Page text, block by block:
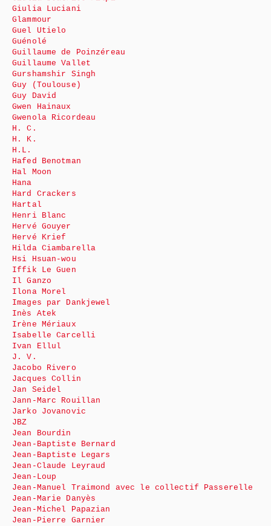
Giulia Luciani
Glammour
Guel Utielo
Guénolé
Guillaume de Poinzéreau
Guillaume Vallet
Gurshamshir Singh
Guy (Toulouse)
Guy David
Gwen Hainaux
Gwenola Ricordeau
H. C.
H. K.
H.L.
Hafed Benotman
Hal Moon
Hana
Hard Crackers
Hartal
Henri Blanc
Hervé Gouyer
Hervé Krief
Hilda Ciambarella
Hsi Hsuan-wou
Iffik Le Guen
Il Ganzo
Ilona Morel
Images par Dankjewel
Inès Atek
Irène Mériaux
Isabelle Carcelli
Ivan Ellul
J. V.
Jacobo Rivero
Jacques Collin
Jan Seidel
Jann-Marc Rouillan
Jarko Jovanovic
JBZ
Jean Bourdin
Jean-Baptiste Bernard
Jean-Baptiste Legars
Jean-Claude Leyraud
Jean-Loup
Jean-Manuel Traimond avec le collectif Passerelle
Jean-Marie Danyès
Jean-Michel Papazian
Jean-Pierre Garnier